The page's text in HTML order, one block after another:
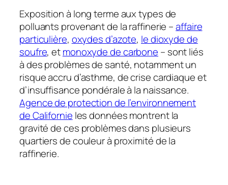
Exposition à long terme aux types de
polluants provenant de la raffinerie –affaire
particulière, oxydes d’azote, le dioxyde de
soufre, etmonoxyde de carbone – sont liés
à des problèmes de santé, notamment un
risque accru d’asthme, de crise cardiaque et
d’insuffisance pondérale à la naissance.
Agence de protection de l’environnement
de Californie les données montrent la
gravité de ces problèmes dans plusieurs
quartiers de couleur à proximité de la
raffinerie.